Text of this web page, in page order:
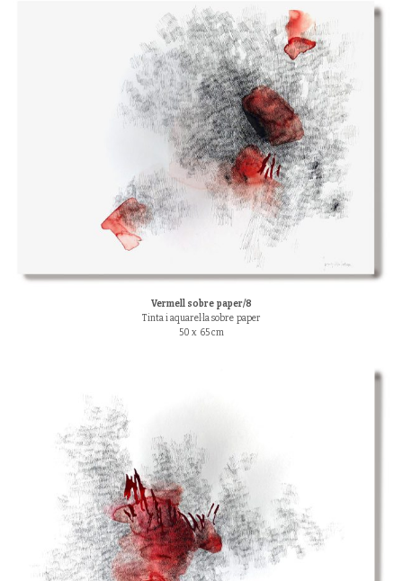
Vermell sobre paper/8
Tinta i aquarel·la sobre paper
50 x 65 cm